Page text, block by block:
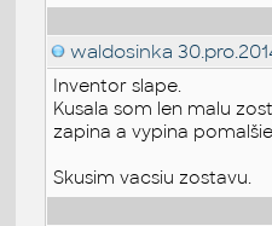
waldosinka
Inventor slape.
Kusala som len malu
zapina a vypina
Skusim vacsiu zostavu.